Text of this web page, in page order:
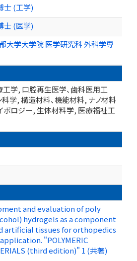
士 (工学)
士 (医学)
大学大学院 医学研究科 外科学専
学, 口腔再生医学、歯科医用工
科学, 構造材料、機能材料, ナノ材料
ボロジー, 生体材料学, 医療福祉工
and evaluation of poly
hydrogels as a component
artificial tissues for orthopedics
"POLYMERIC
(third edition)" 1 (共著)